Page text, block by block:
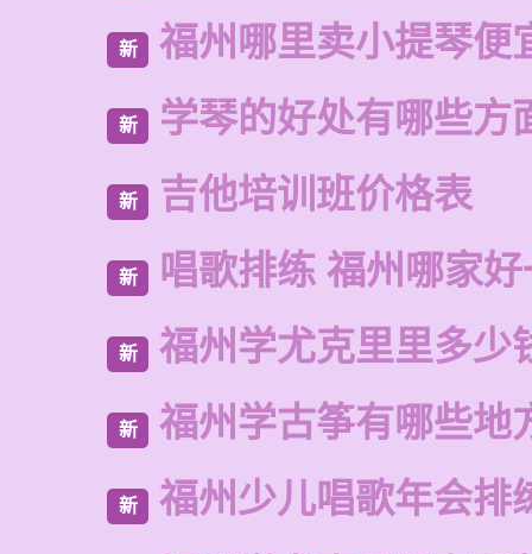
新 福州哪里卖小提琴便
新 学琴的好处有哪些方
新 吉他培训班价格表
新 唱歌排练 福州哪家
新 福州学尤克里里多少
新 福州学古筝有哪些地
新 福州少儿唱歌年会排